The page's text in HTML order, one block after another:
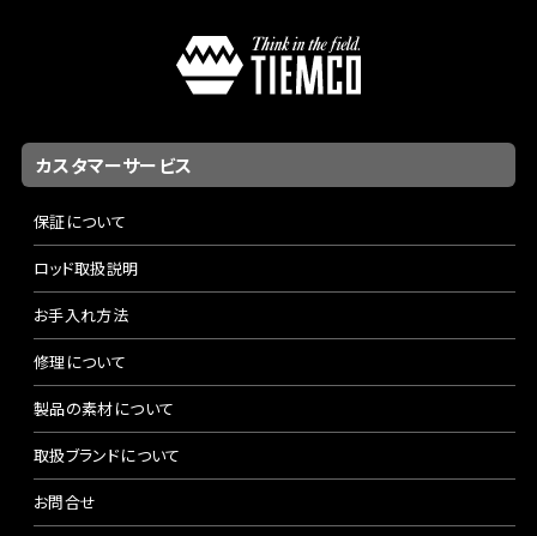
カスタマーサービス
保証について
ロッド取扱説明
お手入れ方法
修理について
製品の素材について
取扱ブランドについて
お問合せ